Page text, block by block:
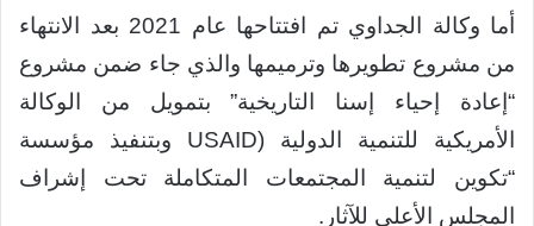
أما وكالة الجداوي تم افتتاحها عام 2021 بعد الانتهاء
من مشروع تطويرها وترميمها والذي جاء ضمن مشروع
“إعادة إحياء إسنا التاريخية” بتمويل من الوكالة
الأمريكية للتنمية الدولية (USAID وبتنفيذ مؤسسة
“تكوين لتنمية المجتمعات المتكاملة تحت إشراف
المجلس الأعلى للآثار.